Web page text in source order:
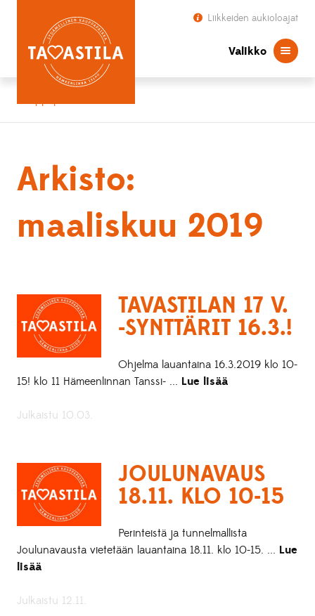
Liikkeiden aukioloajat
Valikko
Arkisto:
maaliskuu 2019
TAVASTILAN 17 V.
-SYNTTÄRIT 16.3.!
Ohjelma lauantaina 16.3.2019 klo 10-
15! klo 11 Hämeenlinnan Tanssi- ... Lue lisää
Julkaistu 10.03.
JOULUNAVAUS
18.11. KLO 10-15
Perinteistä ja tunnelmallista
Joulunavausta vietetään lauantaina 18.11. klo 10-15. ... Lue
lisää
Julkaistu 12.11.